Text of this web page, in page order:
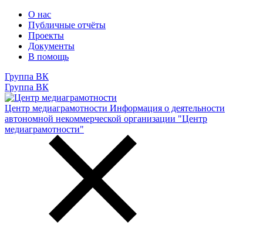
О нас
Публичные отчёты
Проекты
Документы
В помощь
Группа ВК
Группа ВК
Центр медиаграмотности Информация о деятельности
автономной некоммерческой организации "Центр
медиаграмотности"